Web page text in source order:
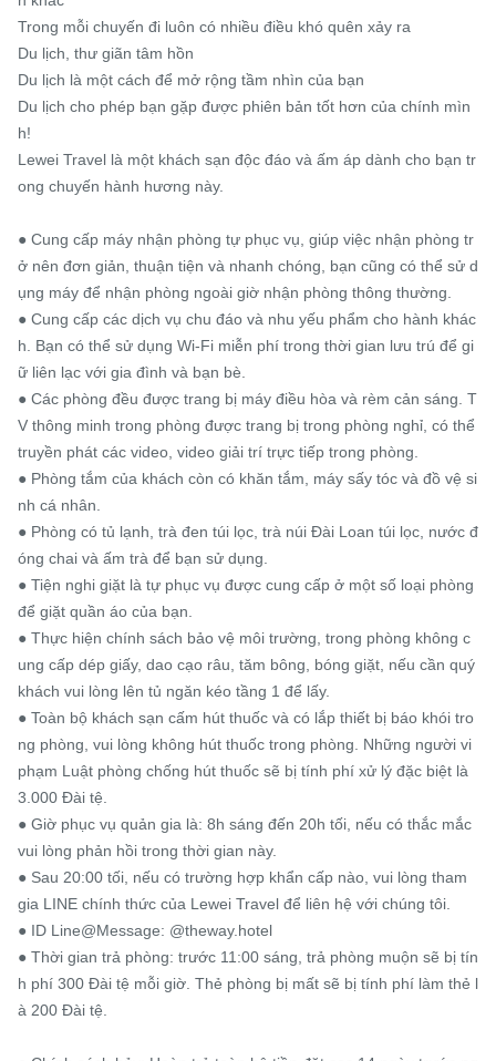
Trong mỗi chuyến đi luôn có nhiều điều khó quên xảy ra
Du lịch, thư giãn tâm hồn
Du lịch là một cách để mở rộng tầm nhìn của bạn
Du lịch cho phép bạn gặp được phiên bản tốt hơn của chính mìn
h!
Lewei Travel là một khách sạn độc đáo và ấm áp dành cho bạn tr
ong chuyến hành hương này.
● Cung cấp máy nhận phòng tự phục vụ, giúp việc nhận phòng tr
ở nên đơn giản, thuận tiện và nhanh chóng, bạn cũng có thể sử d
ụng máy để nhận phòng ngoài giờ nhận phòng thông thường.
● Cung cấp các dịch vụ chu đáo và nhu yếu phẩm cho hành khác
h. Bạn có thể sử dụng Wi-Fi miễn phí trong thời gian lưu trú để gi
ữ liên lạc với gia đình và bạn bè.
● Các phòng đều được trang bị máy điều hòa và rèm cản sáng. T
V thông minh trong phòng được trang bị trong phòng nghỉ, có thể
truyền phát các video, video giải trí trực tiếp trong phòng.
● Phòng tắm của khách còn có khăn tắm, máy sấy tóc và đồ vệ si
nh cá nhân.
● Phòng có tủ lạnh, trà đen túi lọc, trà núi Đài Loan túi lọc, nước đ
óng chai và ấm trà để bạn sử dụng.
● Tiện nghi giặt là tự phục vụ được cung cấp ở một số loại phòng
để giặt quần áo của bạn.
● Thực hiện chính sách bảo vệ môi trường, trong phòng không c
ung cấp dép giấy, dao cạo râu, tăm bông, bóng giặt, nếu cần quý
khách vui lòng lên tủ ngăn kéo tầng 1 để lấy.
● Toàn bộ khách sạn cấm hút thuốc và có lắp thiết bị báo khói tro
ng phòng, vui lòng không hút thuốc trong phòng. Những người vi
phạm Luật phòng chống hút thuốc sẽ bị tính phí xử lý đặc biệt là
3.000 Đài tệ.
● Giờ phục vụ quản gia là: 8h sáng đến 20h tối, nếu có thắc mắc
vui lòng phản hồi trong thời gian này.
● Sau 20:00 tối, nếu có trường hợp khẩn cấp nào, vui lòng tham
gia LINE chính thức của Lewei Travel để liên hệ với chúng tôi.
● ID Line@Message: @theway.hotel
● Thời gian trả phòng: trước 11:00 sáng, trả phòng muộn sẽ bị tín
h phí 300 Đài tệ mỗi giờ. Thẻ phòng bị mất sẽ bị tính phí làm thẻ l
à 200 Đài tệ.